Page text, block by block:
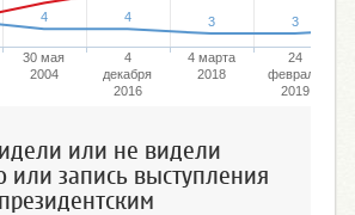
4 4 3 3
30 мая
2004
4
декабря
2016
4 марта
2018
24
февраля
2019
или не видели
или запись выступления